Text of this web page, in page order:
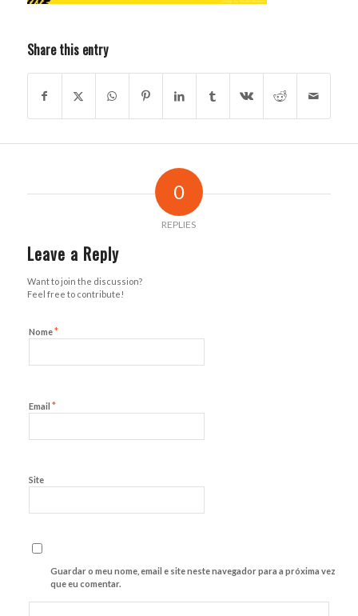
Share this entry
0
REPLIES
Leave a Reply
Want to join the discussion?
Feel free to contribute!
Nome*
Email *
Site
Guardar o meu nome, email e site neste navegador para a próxima vez
que eu comentar.